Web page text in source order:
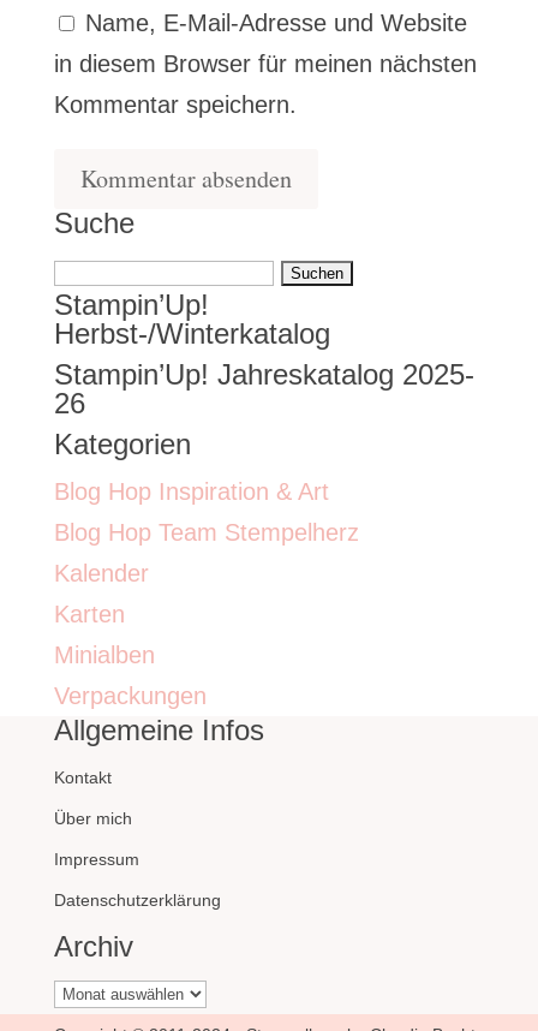
Name, E-Mail-Adresse und Website
in diesem Browser für meinen nächsten
Kommentar speichern.
Suche
Suchen
nach:
Stampin’Up!
Herbst-/Winterkatalog
Stampin’Up! Jahreskatalog 2025-
26
Kategorien
Blog Hop Inspiration & Art
Blog Hop Team Stempelherz
Kalender
Karten
Minialben
Verpackungen
Allgemeine Infos
Kontakt
Über mich
Impressum
Datenschutzerklärung
Archiv
Archiv